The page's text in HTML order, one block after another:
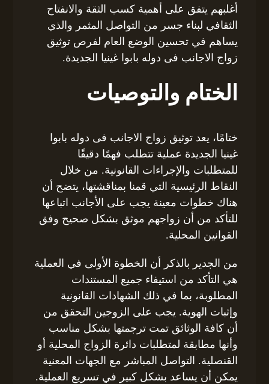
أغلبهم يتفق على أهمية كسب الثقة والانفتاح
الثقافي لبناء جسر من التواصل المثمر والذي
يساهم في تحسين الوضع العام لفرص توثيق
زواج الاجانب فى دوله بابوا غينيا الجديدة.
الختام والتوصيات
ختامًا، يعد توثيق زواج الاجانب فى دوله بابوا
غينيا الجديدة عملية تتطلب فهمًا دقيقًا
للمتطلبات والإجراءات القانونية. من خلال
النقاط الرئيسية التي قمنا بمناقشتها، يتضح أن
هناك خطوات معينة يجب على الأجانب اتباعها
للتأكد من أن زواجهم موثق بشكل صحيح وفق
القوانين المحلية.
من الجدير بالذكر أن الخطوة الأولى في العملية
هي التأكد من استيفاء جميع المستندات
المطلوبة، بما في ذلك الشهادات القانونية
وإثبات الهوية. يجب على الزوجين التحقق من
أن كافة الوثائق تمت ترجمتها بشكل مناسب
وأنها مطابقة لمتطلبات دائرة الزواج المحلية أو
القنصلية. التواصل المباشر مع الجهات المعنية
يمكن أن يساعد بشكل كبير في تسريع العملية.